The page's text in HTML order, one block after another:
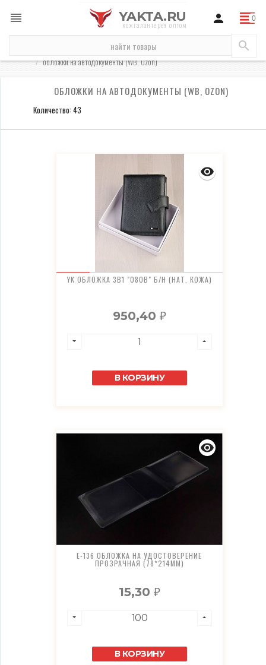
YAKTA.RU
кожгалантерея оптом
обложки (WB, Ozon)
обложки на автодокументы (WB, Ozon)
ОБЛОЖКИ НА АВТОДОКУМЕНТЫ (WB, OZON)
Количество: 43
YK ОБЛОЖКА 3В1 "080B" Б/Н (НАТ. КОЖА)
950,40 ₽
В КОРЗИНУ
E-136 ОБЛОЖКА НА УДОСТОВЕРЕНИЕ
ПРОЗРАЧНАЯ (78*214ММ)
15,30 ₽
В КОРЗИНУ